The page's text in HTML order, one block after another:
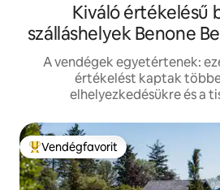
Kiváló értékelésű
szálláshelyek Benone
A vendégek egyetértenek:
értékelést kaptak
elhelyezkedésükre és a
Kiemelt vendégfavorit
Vendégfavorit